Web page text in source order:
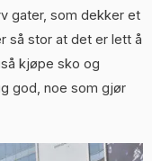
gater, som dekker et
så stor at det er lett å
kjøpe sko og
god, noe som gjør